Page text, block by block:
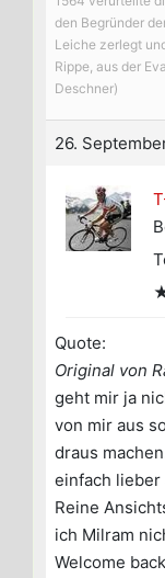
den Begründer
Leiche zerlegt
Rippe, aus der
Deschner)
26.
Quote:
Original von
geht mir ja
von mir aus
draus
einfach lieber
Reine
ich Milram
Welcome